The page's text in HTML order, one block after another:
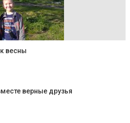
весны
верные друзья